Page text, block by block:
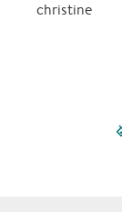
christine